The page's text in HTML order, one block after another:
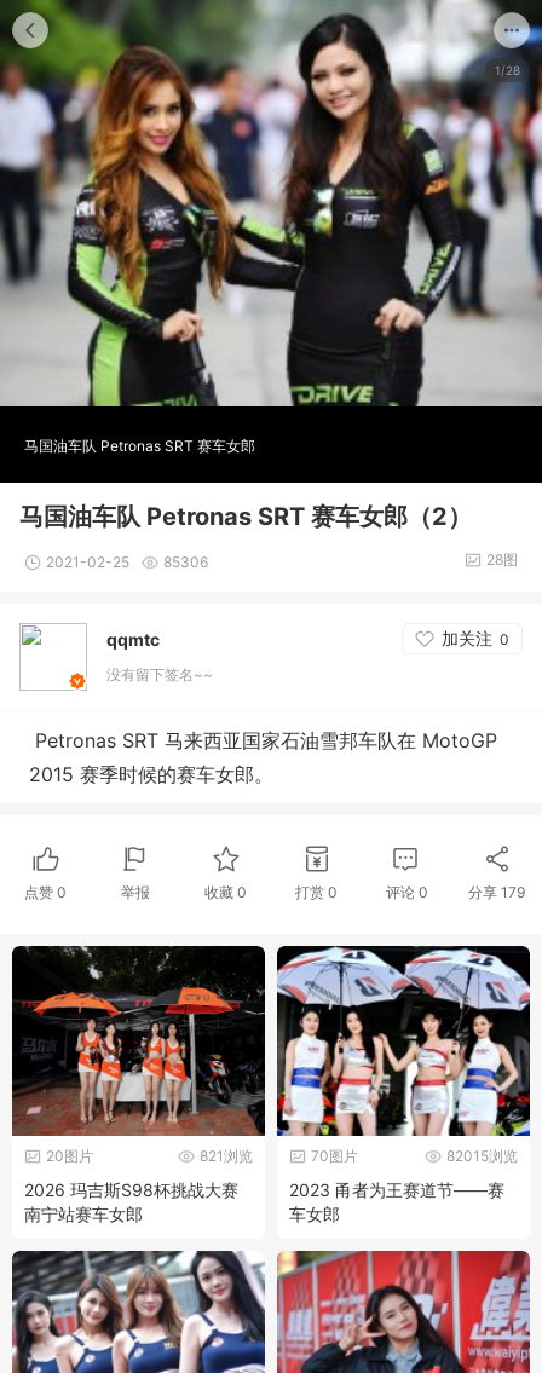
1/28
马国油车队 Petronas SRT 赛车女郎
马国油车队 Petronas SRT 赛车女郎（2）
2021-02-25 85306 28图
qqmtc 加关注 0
没有留下签名~~
Petronas SRT 马来西亚国家石油雪邦车队在 MotoGP
2015 赛季时候的赛车女郎。
点赞 0 举报 收藏0 打赏 0 评论 0 分享179
821浏览
20图片
2026 玛吉斯S98杯挑战大赛
南宁站赛车女郎
82015浏览
70图片
2023 甬者为王赛道节——赛
车女郎